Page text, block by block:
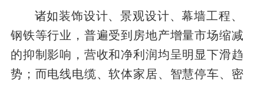
诸如装饰设计、景观设计、幕墙工程、
钢铁等行业，普遍受到房地产增量市场缩减
的抑制影响，营收和净利润均呈明显下滑趋
势；而电线电缆、软体家居、智慧停车、密